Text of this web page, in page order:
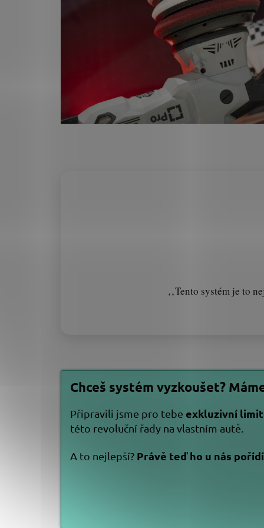
‚‚Tento systém je to
Chceš systém vyzkoušet?
Připravili jsme pro tebe exkluzivní
této revoluční řady na vlastním autě.
A to nejlepší? Právě teď ho u nás